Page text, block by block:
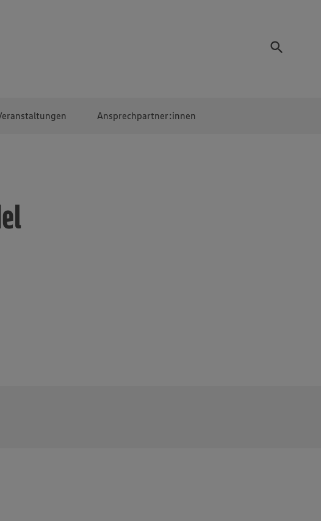
Ansprechpartner:innen
EDEKA